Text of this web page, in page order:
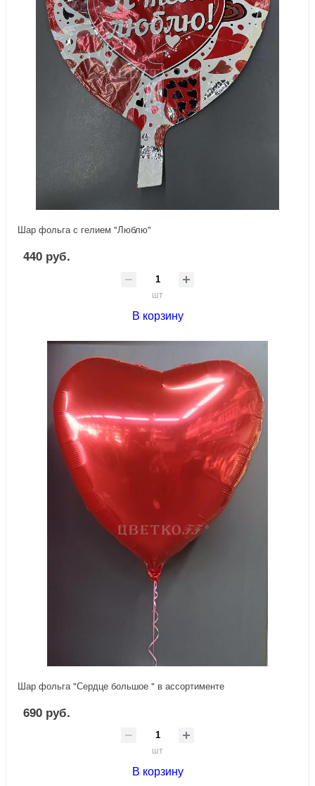
Шар фольга с гелием "Люблю"
440 руб.
шт
В корзину
Шар фольга "Сердце большое " в ассортименте
690 руб.
шт
В корзину